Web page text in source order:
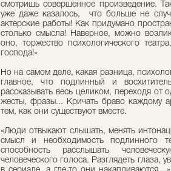
смотришь совершенное произведение.
уже даже казалось, что больше не
актерские работы! Как придумано
столько смысла! Наверное, можно
оно, торжество психологического
господа!»
Но на самом деле, какая разница,
главное, что подлинный и
рассказывать весь целиком, переходя от
жесты, фразы... Кричать браво каждому
тем, как они существуют вместе.
«Люди отвыкают слышать, менять
смысл и необходимость подлинного
способность расслышать
человеческого голоса. Разглядеть глаза,